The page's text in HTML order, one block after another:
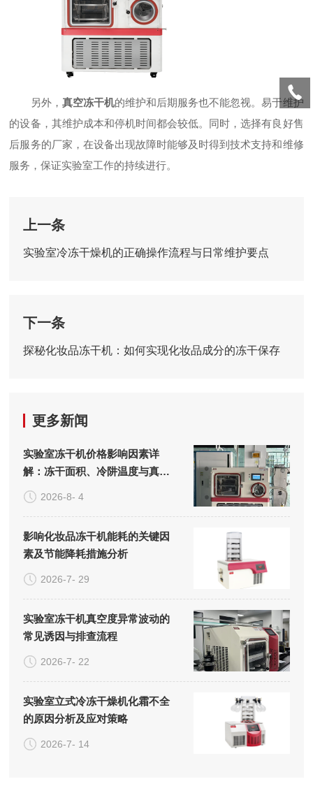
另外， 真空冻干机的维护和后期服务也不能忽视。易于维护
的设备，其维护成本和停机时间都会较低。同时，选择有良好售
后服务的厂家，在设备出现故障时能够及时得到技术支持和维修
服务，保证实验室工作的持续进行。
上一条
实验室冷冻干燥机的正确操作流程与日常维护要点
下一条
探秘化妆品冻干机：如何实现化妆品成分的冻干保存
更多新闻
实验室冻干机价格影响因素详
解：冻干面积、冷阱温度与真空
系统的成本构成
2026-8- 4
影响化妆品冻干机能耗的关键因
素及节能降耗措施分析
2026-7- 29
实验室冻干机真空度异常波动的
常见诱因与排查流程
2026-7- 22
实验室立式冷冻干燥机化霜不全
的原因分析及应对策略
2026-7- 14